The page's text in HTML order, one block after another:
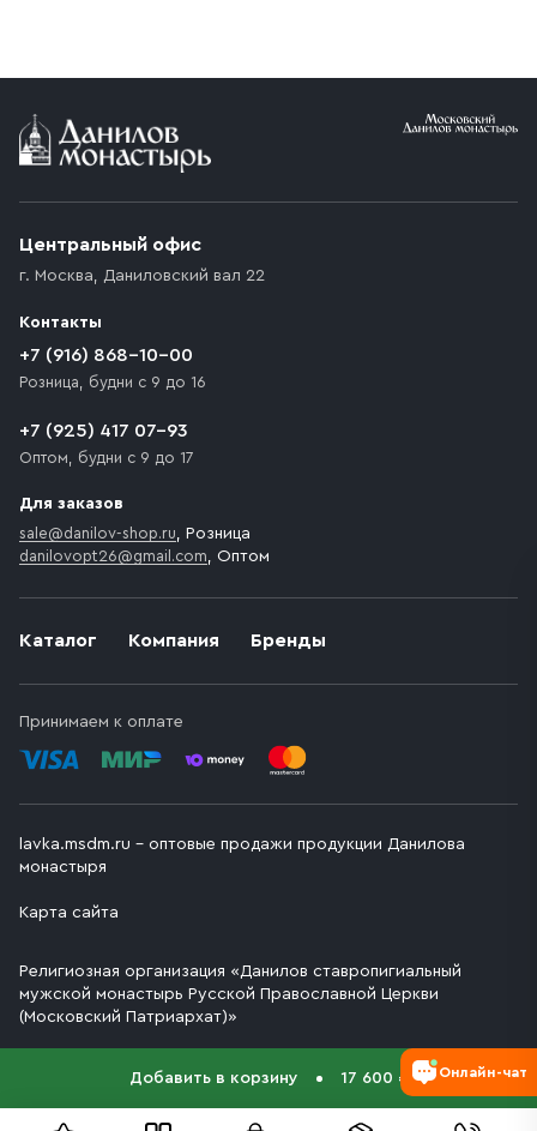
Добавить в корзину 17 600 ₽
Каталог Компания Бренды
Принимаем к оплате
Центральный офис
г. Москва, Даниловский вал 22
Контакты
+7 (916) 868-10-00
Розница, будни с 9 до 16
+7 (925) 417 07-93
Оптом, будни с 9 до 17
Для заказов
sale@danilov-shop.ru, Розница
danilovopt26@gmail.com, Оптом
lavka.msdm.ru – оптовые продажи продукции Данилова
монастыря
Карта сайта
Религиозная организация «Данилов ставропигиальный
мужской монастырь Русской Православной Церкви
(Московский Патриархат)»
Онлайн-чат